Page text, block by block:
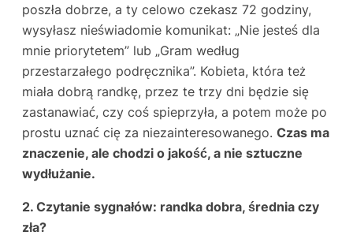
poszła dobrze, a ty celowo czekasz 72 godziny,
wysyłasz nieświadomie komunikat: „Nie jesteś dla
mnie priorytetem” lub „Gram według
przestarzałego podręcznika”. Kobieta, która też
miała dobrą randkę, przez te trzy dni będzie się
zastanawiać, czy coś spieprzyła, a potem może po
prostu uznać cię za niezainteresowanego. Czas ma
znaczenie, ale chodzi o jakość, a nie sztuczne
wydłużanie.
2. Czytanie sygnałów: randka dobra, średnia czy
zła?